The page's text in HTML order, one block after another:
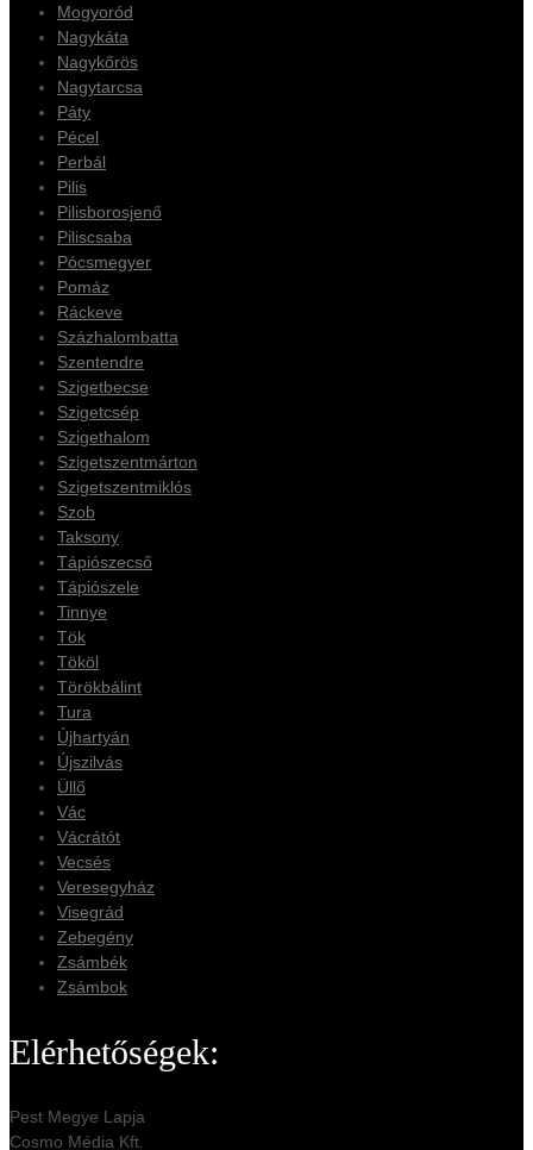
Mogyoród
Nagykáta
Nagykőrös
Nagytarcsa
Páty
Pécel
Perbál
Pilis
Pilisborosjenő
Piliscsaba
Pócsmegyer
Pomáz
Ráckeve
Százhalombatta
Szentendre
Szigetbecse
Szigetcsép
Szigethalom
Szigetszentmárton
Szigetszentmiklós
Szob
Taksony
Tápiószecső
Tápiószele
Tinnye
Tök
Tököl
Törökbálint
Tura
Újhartyán
Újszilvás
Üllő
Vác
Vácrátót
Vecsés
Veresegyház
Visegrád
Zebegény
Zsámbék
Zsámbok
Elérhetőségek:
Pest Megye Lapja
Cosmo Média Kft.